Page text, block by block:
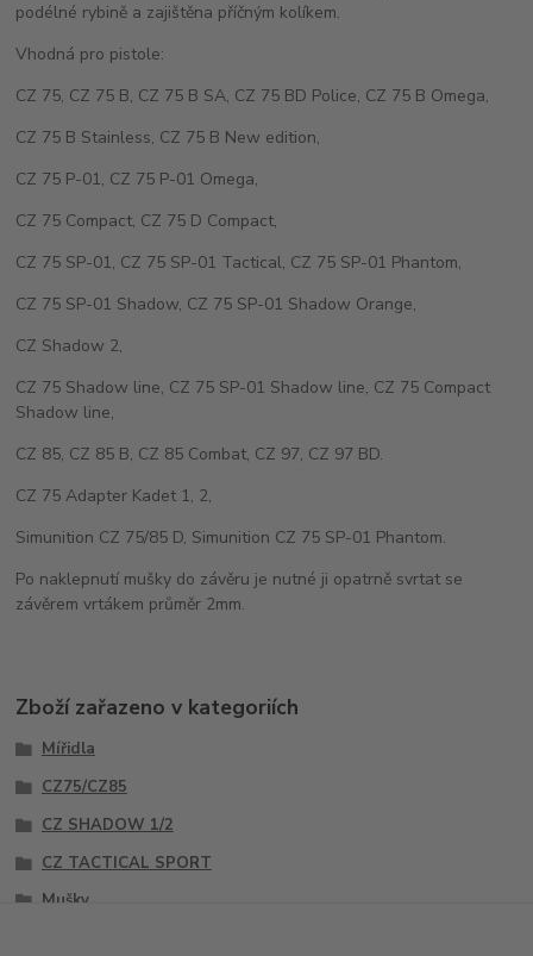
podélné rybině a zajištěna příčným kolíkem.
Vhodná pro pistole:
CZ 75, CZ 75 B, CZ 75 B SA, CZ 75 BD Police, CZ 75 B Omega,
CZ 75 B Stainless, CZ 75 B New edition,
CZ 75 P-01, CZ 75 P-01 Omega,
CZ 75 Compact, CZ 75 D Compact,
CZ 75 SP-01, CZ 75 SP-01 Tactical, CZ 75 SP-01 Phantom,
CZ 75 SP-01 Shadow, CZ 75 SP-01 Shadow Orange,
CZ Shadow 2,
CZ 75 Shadow line, CZ 75 SP-01 Shadow line, CZ 75 Compact
Shadow line,
CZ 85, CZ 85 B, CZ 85 Combat, CZ 97, CZ 97 BD.
CZ 75 Adapter Kadet 1, 2,
Simunition CZ 75/85 D, Simunition CZ 75 SP-01 Phantom.
Po naklepnutí mušky do závěru je nutné ji opatrně svrtat se
závěrem vrtákem průměr 2mm.
Zboží zařazeno v kategoriích
Mířidla
CZ75/CZ85
CZ SHADOW 1/2
CZ TACTICAL SPORT
Mušky